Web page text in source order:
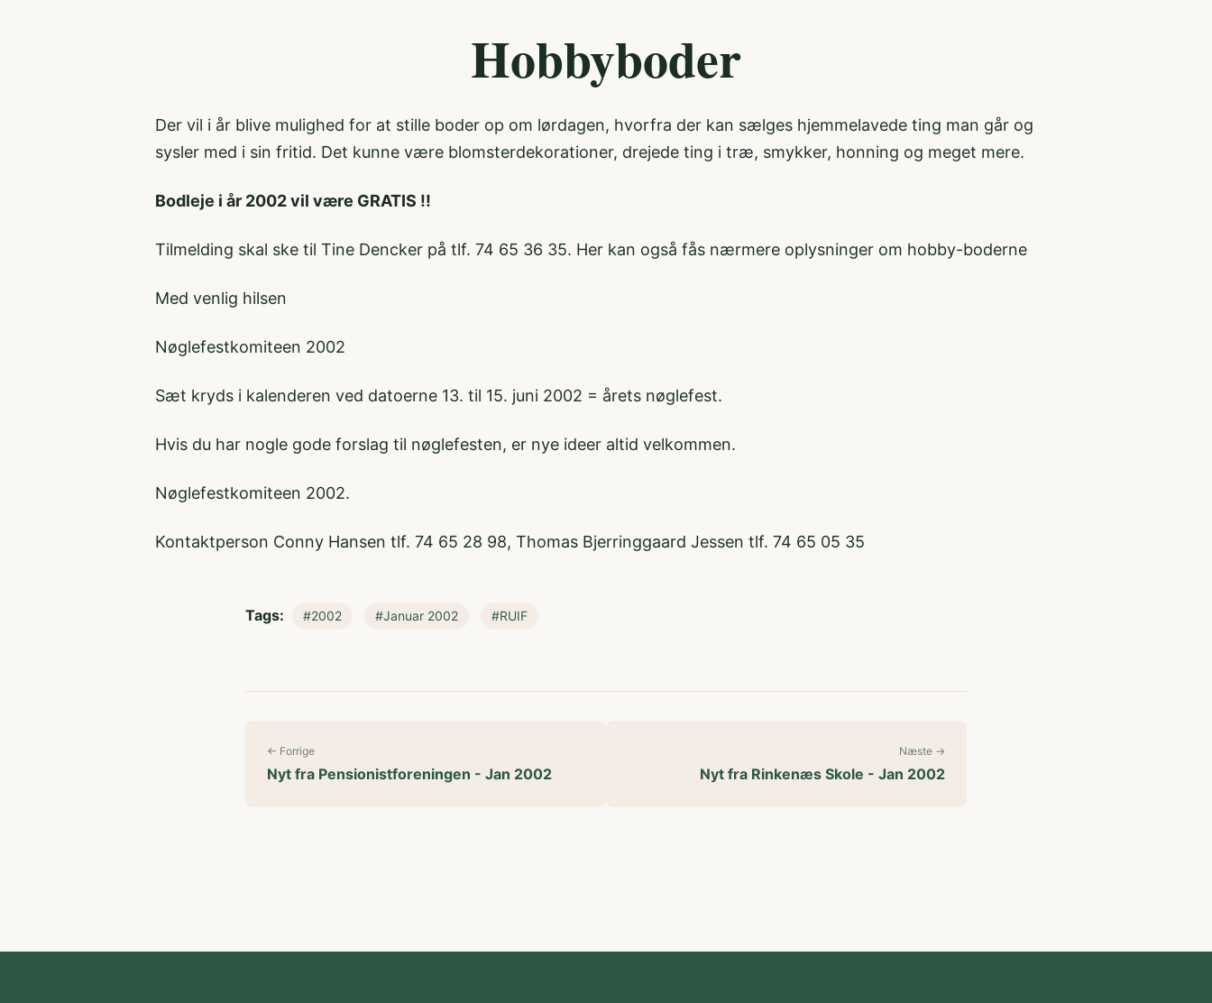
Hobbyboder
Der vil i år blive mulighed for at stille boder op om lørdagen, hvorfra der kan sælges hjemmelavede ting man går og
sysler med i sin fritid. Det kunne være blomsterdekorationer, drejede ting i træ, smykker, honning og meget mere.
Bodleje i år 2002 vil være GRATIS !!
Tilmelding skal ske til Tine Dencker på tlf. 74 65 36 35. Her kan også fås nærmere oplysninger om hobby-boderne
Med venlig hilsen
Nøglefestkomiteen 2002
Sæt kryds i kalenderen ved datoerne 13. til 15. juni 2002 = årets nøglefest.
Hvis du har nogle gode forslag til nøglefesten, er nye ideer altid velkommen.
Nøglefestkomiteen 2002.
Kontaktperson Conny Hansen tlf. 74 65 28 98, Thomas Bjerringgaard Jessen tlf. 74 65 05 35
Tags: #2002 #Januar 2002 #RUIF
← Forrige
Nyt fra Pensionistforeningen - Jan 2002
Næste →
Nyt fra Rinkenæs Skole - Jan 2002